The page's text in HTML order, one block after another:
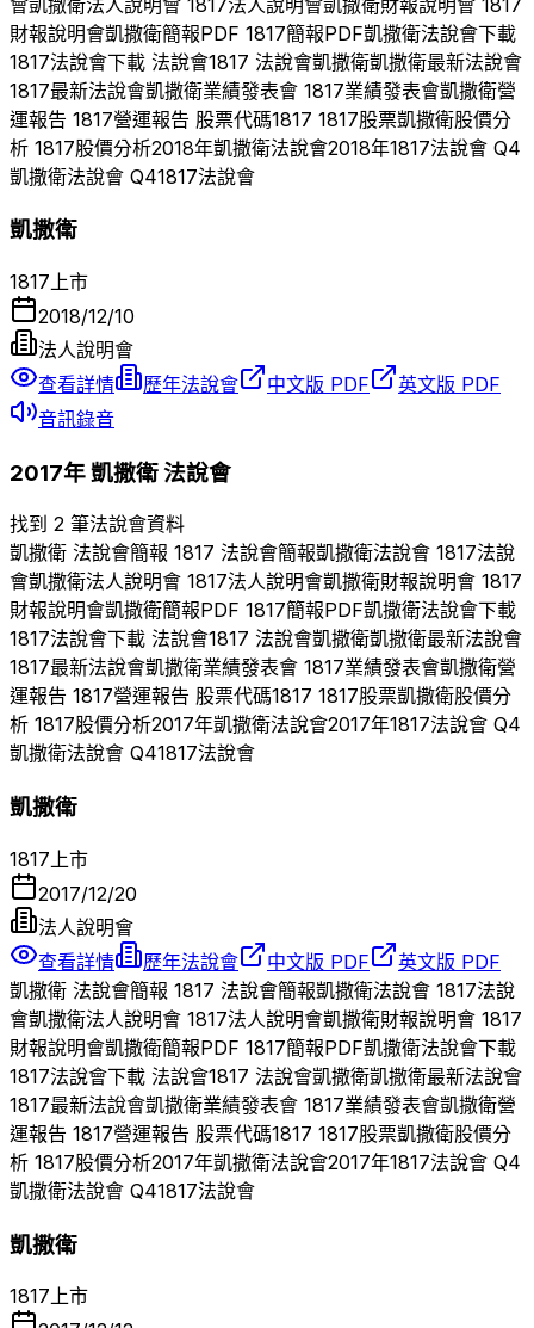
財報說明會凱撒衛簡報PDF 1817簡報PDF凱撒衛法說會下載
1817法說會下載 法說會1817 法說會凱撒衛凱撒衛最新法說會
1817最新法說會凱撒衛業績發表會 1817業績發表會凱撒衛營
運報告 1817營運報告 股票代碼1817 1817股票凱撒衛股價分
析 1817股價分析2018年凱撒衛法說會2018年1817法說會 Q4
凱撒衛法說會 Q41817法說會
凱撒衛
1817 上市
2018/12/10
法人說明會
查看詳情
歷年法說會 中文版 PDF
英文版 PDF
音訊錄音
2017年凱撒衛法說會
找到 2 筆法說會資料
凱撒衛 法說會簡報 1817 法說會簡報凱撒衛法說會 1817法說
會凱撒衛法人說明會 1817法人說明會凱撒衛財報說明會 1817
財報說明會凱撒衛簡報PDF 1817簡報PDF凱撒衛法說會下載
1817法說會下載 法說會1817 法說會凱撒衛凱撒衛最新法說會
1817最新法說會凱撒衛業績發表會 1817業績發表會凱撒衛營
運報告 1817營運報告 股票代碼1817 1817股票凱撒衛股價分
析 1817股價分析2017年凱撒衛法說會2017年1817法說會 Q4
凱撒衛法說會 Q41817法說會
凱撒衛
1817 上市
2017/12/20
法人說明會
查看詳情
歷年法說會 中文版 PDF
英文版 PDF
凱撒衛 法說會簡報 1817 法說會簡報凱撒衛法說會 1817法說
會凱撒衛法人說明會 1817法人說明會凱撒衛財報說明會 1817
財報說明會凱撒衛簡報PDF 1817簡報PDF凱撒衛法說會下載
1817法說會下載 法說會1817 法說會凱撒衛凱撒衛最新法說會
1817最新法說會凱撒衛業績發表會 1817業績發表會凱撒衛營
運報告 1817營運報告 股票代碼1817 1817股票凱撒衛股價分
析 1817股價分析2017年凱撒衛法說會2017年1817法說會 Q4
凱撒衛法說會 Q41817法說會
凱撒衛
1817上市